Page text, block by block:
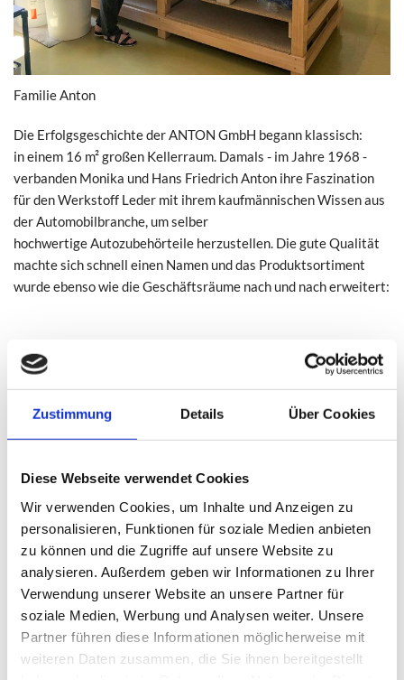
Zustimmung Details Über Cookies
Diese Webseite verwendet Cookies
Wir verwenden Cookies, um Inhalte und Anzeigen zu
personalisieren, Funktionen für soziale Medien anbieten
zu können und die Zugriffe auf unsere Website zu
analysieren. Außerdem geben wir Informationen zu Ihrer
Verwendung unserer Website an unsere Partner für
soziale Medien, Werbung und Analysen weiter. Unsere
Partner führen diese Informationen möglicherweise mit
weiteren Daten zusammen, die Sie ihnen bereitgestellt
Familie Anton
Die Erfolgsgeschichte der ANTON GmbH begann klassisch:
in einem 16 m² großen Kellerraum. Damals - im Jahre 1968 -
verbanden Monika und Hans Friedrich Anton ihre Faszination
für den Werkstoff Leder mit ihrem kaufmännischen Wissen aus
der Automobilbranche, um selber
hochwertige Autozubehörteile herzustellen. Die gute Qualität
machte sich schnell einen Namen und das Produktsortiment
wurde ebenso wie die Geschäftsräume nach und nach erweitert:
1976 Ausbau der Produktionsfläche auf 100 m²
1981 Aufnahme der Artikelgruppe „Manicure-Etuis“ für
1988 Ausbau der Produktionsfläche auf 300 m² und
Umwandlung des Einzelunternehmens in eine GmbH
1994 Einstieg von Sohn Guido Anton in das
2000 Erwerb einer neuen Betriebsstätte mit 850 m²
Produktionsfläche und zusätzlichen
Erweiterungsmöglichkeiten
Heute hilft bereits die dritte Generation in
und unsere Produktpalette ist
sehr vielfältig geworden. Dabei setzen wir nach wie vor auf